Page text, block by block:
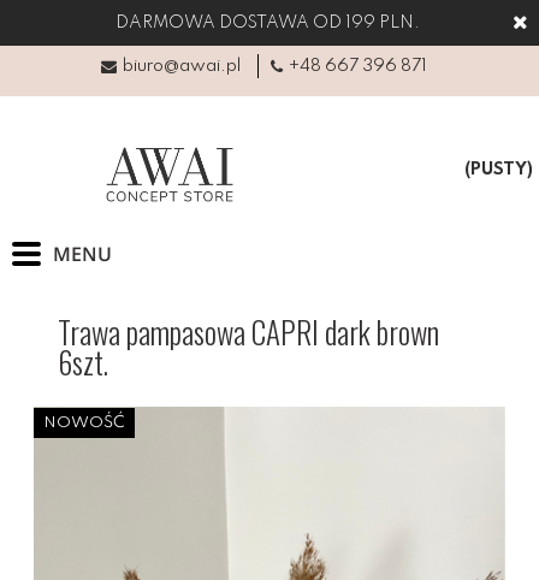
DARMOWA DOSTAWA OD 199 PLN.
biuro@awai.pl +48 667 396 871
(PUSTY)
Trawa pampasowa CAPRI dark brown
6szt.
NOWOŚĆ